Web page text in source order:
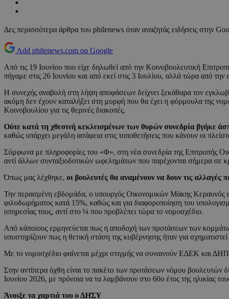
Δες περισσότερα άρθρα του philenews όταν αναζητάς ειδήσεις στην
Add philenews.com on Google
Από τις 19 Ιουνίου που είχε δηλωθεί από την Κοινοβουλευτική
πήγαμε στις 26 Ιουνίου και από εκεί στις 3 Ιουλίου, αλλά τώρα από
Η συνεχής αναβολή στη λήψη αποφάσεων δείχνει ξεκάθαρα τον
ακόμη δεν έχουν καταλήξει στη μορφή που θα έχει η φόρμουλα της
Κοινοβουλίου για τις θερινές διακοπές.
Ούτε κατά τη χθεσινή κεκλεισμένων των θυρών συνεδρία βγήκε
καθώς υπάρχει μεγάλη ασάφεια στις τοποθετήσεις που κάνουν οι
Σύμφωνα με πληροφορίες του «Φ», στη νέα συνεδρία της Επιτροπής
αντί άλλων συνταξιοδοτικών ωφελημάτων που παρέχονται σήμερα σε
Όπως μας λέχθηκε, οι βουλευτές θα αναμένουν να δουν τις αλλαγές
Την περασμένη εβδομάδα, ο υπουργός Οικονομικών Μάκης Κεραυνός
φιλοδωρήματος κατά 15%, καθώς και για διαφοροποίηση του
υπηρεσίας τους, αντί στο ¼ που προβλέπει τώρα το νομοσχέδιο.
Από κάποιους ερμηνεύεται πως η αποδοχή των προτάσεων των
υποστηρίζουν πως η θετική στάση της κυβέρνησης ήταν για
Με το νομοσχέδιο φαίνεται μέχρι στιγμής να συναινούν ΕΔΕΚ και
Στην αντίπερα όχθη είναι το πακέτο των προτάσεων νόμου βουλευτών
Ιουνίου 2026, με πρόνοια να τα λαμβάνουν στο 60ο έτος της ηλικίας
Άνοιξε τα χαρτιά του ο ΔΗΣΥ